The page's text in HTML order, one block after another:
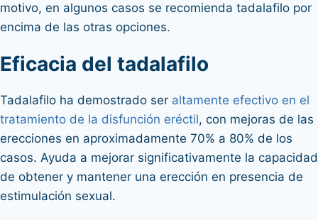
motivo, en algunos casos se recomienda tadalafilo por
encima de las otras opciones.
Eficacia del tadalafilo
Tadalafilo ha demostrado ser altamente efectivo en el
tratamiento de la disfunción eréctil, con mejoras de las
erecciones en aproximadamente 70% a 80% de los
casos. Ayuda a mejorar significativamente la capacidad
de obtener y mantener una erección en presencia de
estimulación sexual.